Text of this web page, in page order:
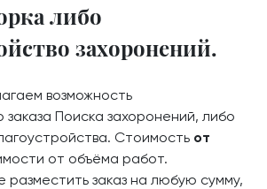
либо
захоронений.
возможность
заказа Поиска захоронений, либо
Стоимость от
от объёма работ.
разместить заказ на любую сумму,